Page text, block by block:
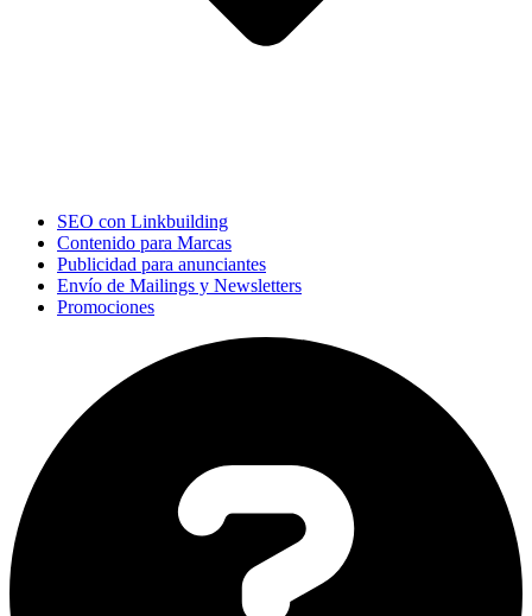
SEO con Linkbuilding
Contenido para Marcas
Publicidad para anunciantes
Envío de Mailings y Newsletters
Promociones